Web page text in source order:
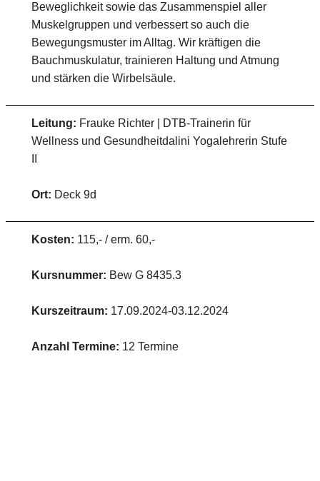
Beweglichkeit sowie das Zusammenspiel aller
Muskelgruppen und verbessert so auch die
Bewegungsmuster im Alltag. Wir kräftigen die
Bauchmuskulatur, trainieren Haltung und Atmung
und stärken die Wirbelsäule.
Leitung: Frauke Richter | DTB-Trainerin für
Wellness und Gesundheitdalini Yogalehrerin Stufe
Ort: Deck 9d
Kosten: 115,- / erm. 60,-
Kursnummer: Bew G 8435.3
Kurszeitraum: 17.09.2024-03.12.2024
Anzahl Termine: 12 Termine